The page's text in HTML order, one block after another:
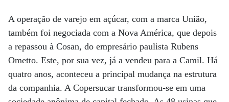
A operação de varejo em açúcar, com a marca União,
também foi negociada com a Nova América, que depois
a repassou à Cosan, do empresário paulista Rubens
Ometto. Este, por sua vez, já a vendeu para a Camil. Há
quatro anos, aconteceu a principal mudança na estrutura
da companhia. A Copersucar transformou-se em uma